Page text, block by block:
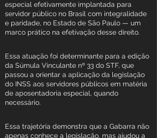
especial efetivamente implantada para
servidor público no Brasil com integralidade
e paridade, no Estado de São Paulo — um
marco prático na efetivação desse direito.
Essa atuação foi determinante para a edição
da Súmula Vinculante nº 33 do STF, que
passou a orientar a aplicação da legislação
do INSS aos servidores públicos em matéria
de aposentadoria especial, quando
necessário.
Essa trajetória demonstra que a Gabarra não
apenas conhece a legislação, mas ajudou a